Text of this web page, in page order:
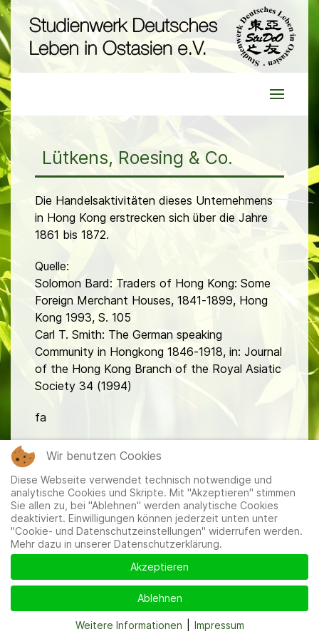
Lütkens, Roesing & Co.
Die Handelsaktivitäten dieses Unternehmens
in Hong Kong erstrecken sich über die Jahre
1861 bis 1872.
Quelle:
Solomon Bard: Traders of Hong Kong: Some
Foreign Merchant Houses, 1841-1899, Hong
Kong 1993, S. 105
Carl T. Smith: The German speaking
Community in Hongkong 1846-1918, in: Journal
of the Hong Kong Branch of the Royal Asiatic
Society 34 (1994)
fa
Mitglieder|Impressum|Datenschutzerklärung| Cookie-
und Datenschutzeinstellungen
Wir benutzen Cookies
Diese Webseite verwendet technisch notwendige und
analytische Cookies und Skripte. Mit "Akzeptieren" stimmen
Sie allen zu, bei "Ablehnen" werden analytische Cookies
deaktiviert. Einwilligungen können jederzeit unten unter
"Cookie- und Datenschutzeinstellungen" widerrufen werden.
Mehr dazu in unserer Datenschutzerklärung.
Akzeptieren
Ablehnen
Weitere Informationen Impressum